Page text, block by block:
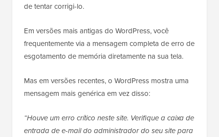
de tentar corrigi-lo.
Em versões mais antigas do WordPress, você
frequentemente via a mensagem completa de erro de
esgotamento de memória diretamente na sua tela.
Mas em versões recentes, o WordPress mostra uma
mensagem mais genérica em vez disso:
“Houve um erro crítico neste site. Verifique a caixa de
entrada de e-mail do administrador do seu site para